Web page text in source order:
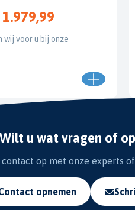
voor u bij onze
Wilt u wat vragen of
contact op met onze experts
opnemen